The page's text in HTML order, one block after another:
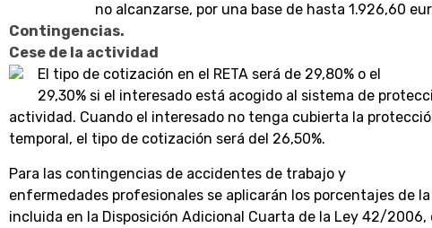
no alcanzarse, por una base de hasta 1.926,60
Contingencias.
Cese de la actividad
El tipo de cotización en el RETA será de 29,80% o el
29,30% si el interesado está acogido al sistema de
actividad. Cuando el interesado no tenga cubierta la
temporal, el tipo de cotización será del 26,50%.
Para las contingencias de accidentes de trabajo y
enfermedades profesionales se aplicarán los porcentajes de
incluida en la Disposición Adicional Cuarta de la Ley 42/2006,